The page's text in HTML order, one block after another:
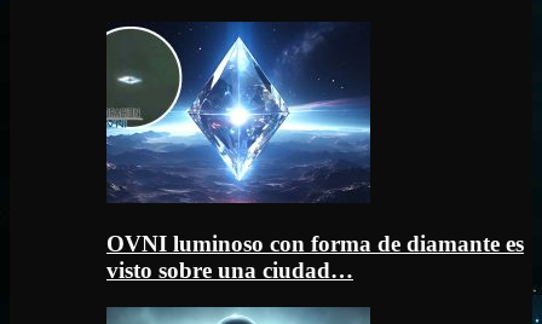
OVNI luminoso con forma de diamante es
visto sobre una ciudad…